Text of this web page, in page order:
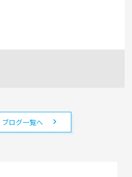
ブログ一覧へ